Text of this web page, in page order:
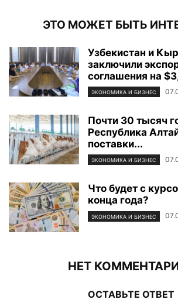
ЭТО МОЖЕТ БЫТЬ
Узбекистан и
заключили
соглашения на
ЭКОНОМИКА И БИЗНЕС
Почти 30 тысяч
Республика
поставки...
ЭКОНОМИКА И БИЗНЕС
Что будет с
конца года?
ЭКОНОМИКА И БИЗНЕС
НЕТ
ОСТАВЬТЕ ОТВЕТ